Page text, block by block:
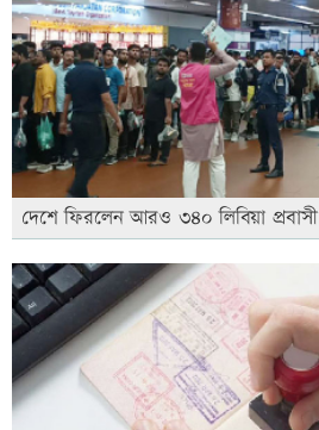
দেশে ফিরলেন আরও ৩৪০ লিবিয়া প্রবাসী